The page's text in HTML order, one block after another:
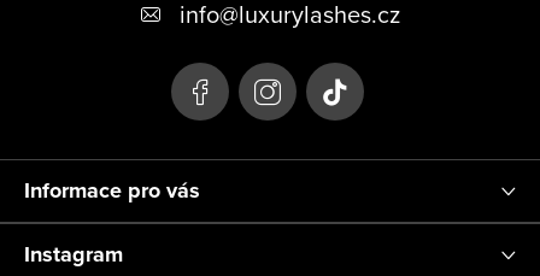
info@luxurylashes.cz
Informace pro vás
Instagram